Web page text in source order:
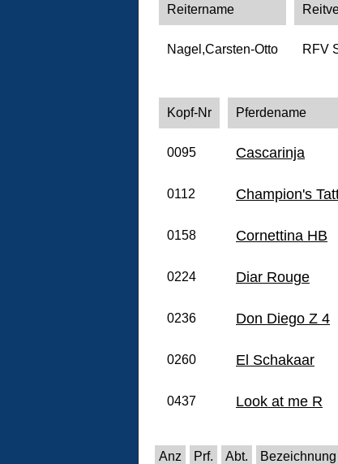
Reitername
Nagel,Carsten-Otto RFV
Kopf-Nr Pferdename
0095 Cascarinja
0112 Champion's
0158 Cornettina HB
0224 Diar Rouge
0236 Don Diego Z 4
0260 El Schakaar
0437 Look at me R
Anz Prf. Abt. Bezeichnung